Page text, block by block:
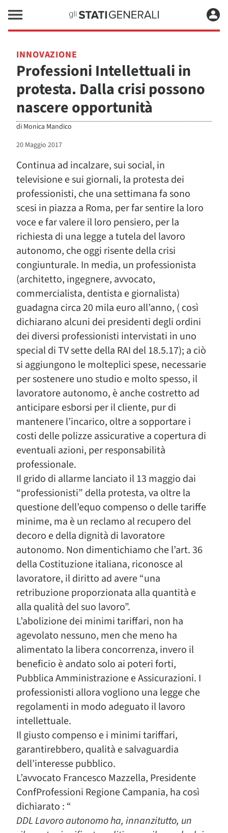
INNOVAZIONE
Professioni Intellettuali in
protesta. Dalla crisi possono
nascere opportunità
di Monica Mandico
20 Maggio 2017
Continua ad incalzare, sui social, in
televisione e sui giornali, la protesta dei
professionisti, che una settimana fa sono
scesi in piazza a Roma, per far sentire la loro
voce e far valere il loro pensiero, per la
richiesta di una legge a tutela del lavoro
autonomo, che oggi risente della crisi
congiunturale. In media, un professionista
(architetto, ingegnere, avvocato,
commercialista, dentista e giornalista)
guadagna circa 20 mila euro all’anno, ( così
dichiarano alcuni dei presidenti degli ordini
dei diversi professionisti intervistati in uno
special di TV sette della RAI del 18.5.17); a ciò
si aggiungono le molteplici spese, necessarie
per sostenere uno studio e molto spesso, il
lavoratore autonomo, è anche costretto ad
anticipare esborsi per il cliente, pur di
mantenere l’incarico, oltre a sopportare i
costi delle polizze assicurative a copertura di
eventuali azioni, per responsabilità
professionale.
Il grido di allarme lanciato il 13 maggio dai
“professionisti” della protesta, va oltre la
questione dell’equo compenso o delle tariffe
minime, ma è un reclamo al recupero del
decoro e della dignità di lavoratore
autonomo. Non dimentichiamo che l’art. 36
della Costituzione italiana, riconosce al
lavoratore, il diritto ad avere “una
retribuzione proporzionata alla quantità e
alla qualità del suo lavoro”.
L’abolizione dei minimi tariffari, non ha
agevolato nessuno, men che meno ha
alimentato la libera concorrenza, invero il
beneficio è andato solo ai poteri forti,
Pubblica Amministrazione e Assicurazioni. I
professionisti allora vogliono una legge che
regolamenti in modo adeguato il lavoro
intellettuale.
Il giusto compenso e i minimi tariffari,
garantirebbero, qualità e salvaguardia
dell’interesse pubblico.
L’avvocato Francesco Mazzella, Presidente
ConfProfessioni Regione Campania, ha così
dichiarato : “
DDL Lavoro autonomo ha, innanzitutto, un